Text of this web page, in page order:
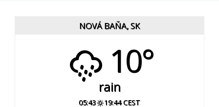
NOVÁ BAŇA, SK
10°
rain
05:43 19:44 CEST